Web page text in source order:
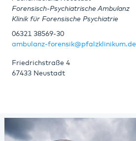
Forensisch-Psychiatrische Ambulanz
Klinik für Forensische Psychiatrie
06321 38569-30
ambulanz-forensik@pfalzklinikum.de
Friedrichstraße 4
67433 Neustadt